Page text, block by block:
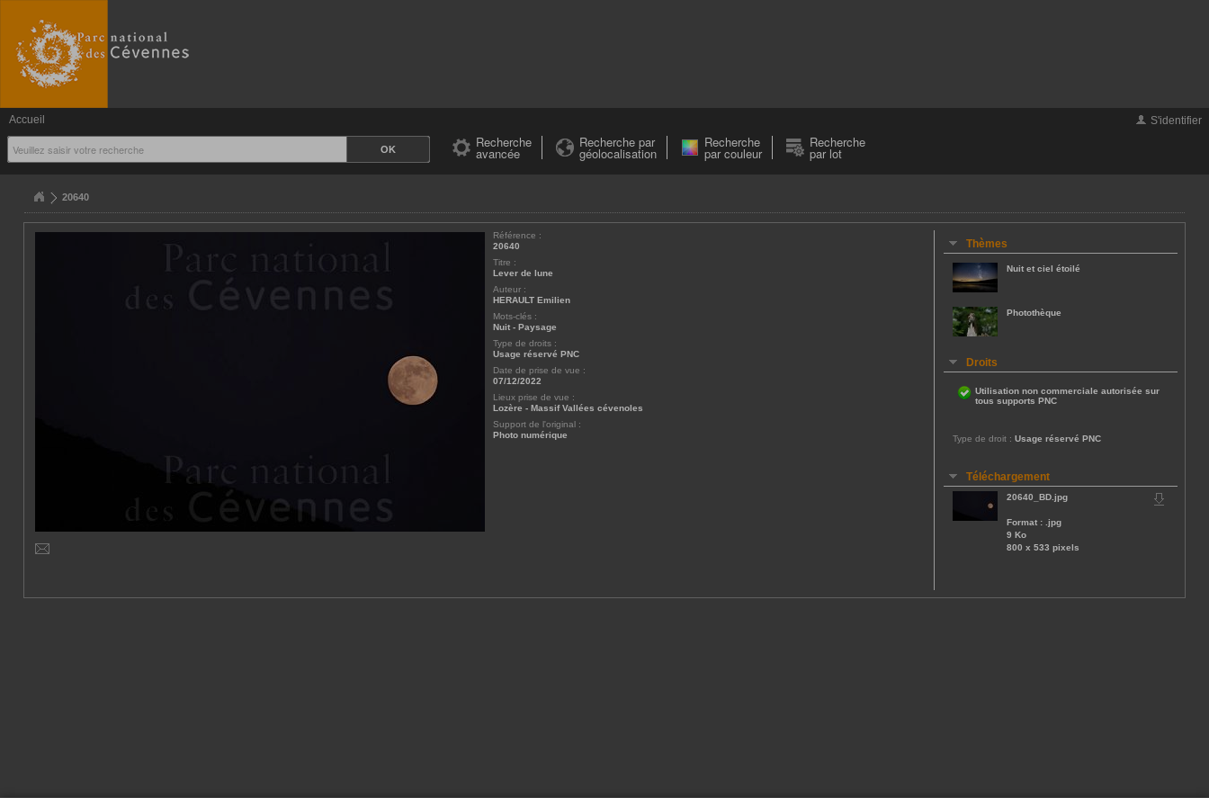
Accueil S'identifier
Recherche
avancée
Recherche par
géolocalisation
Recherche
par couleur
Recherche
par lot
20640
Référence :
20640
Titre :
Lever de lune
Auteur :
HERAULT Emilien
Mots-clés :
Nuit - Paysage
Type de droits :
Usage réservé PNC
Date de prise de vue :
07/12/2022
Lieux prise de vue :
Lozère - Massif Vallées cévenoles
Support de l'original :
Photo numérique
Thèmes
Nuit et ciel étoilé
Photothèque
Droits
Utilisation non commerciale autorisée sur
tous supports PNC
Type de droit : Usage réservé PNC
Téléchargement
20640_BD.jpg
Format : .jpg
9 Ko
800 x 533 pixels